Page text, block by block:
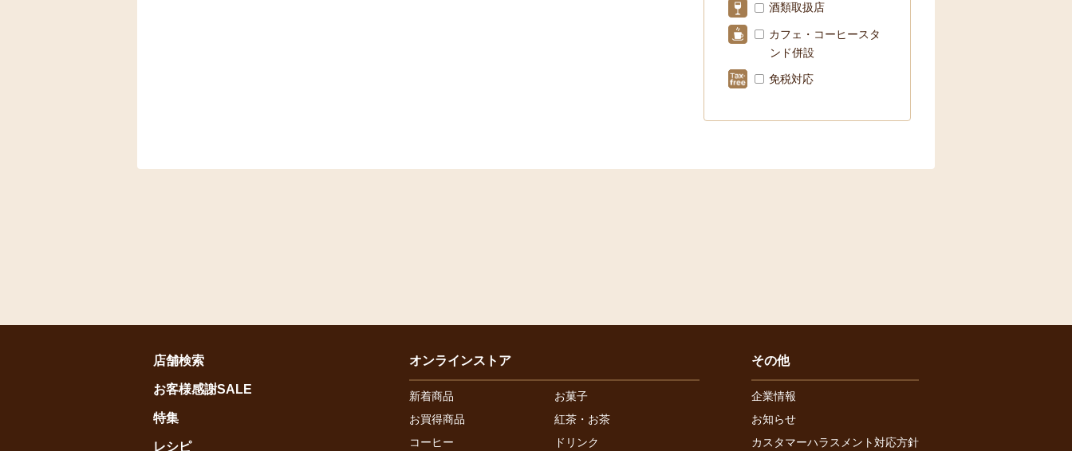
酒類取扱店
カフェ・コーヒースタ
ンド併設
免税対応
店舗検索
お客様感謝SALE
特集
レシピ
オンラインストア
新着商品
お菓子
お買得商品
紅茶・お茶
コーヒー
ドリンク
その他
企業情報
お知らせ
カスタマーハラスメント対応方針